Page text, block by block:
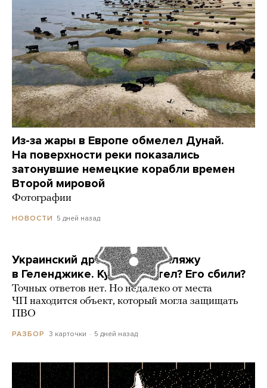
Из-за жары в Европе обмелел Дунай.
На поверхности реки показались
затонувшие немецкие корабли времен
Второй мировой
Фотографии
НОВОСТИ 5 дней назад
Украинский дрон попал по пляжу
в Геленджике. Куда он летел? Его сбили?
Точных ответов нет. Но недалеко от места
ЧП находится объект, который могла защищать
ПВО
РАЗБОР 3 карточки 5 дней назад